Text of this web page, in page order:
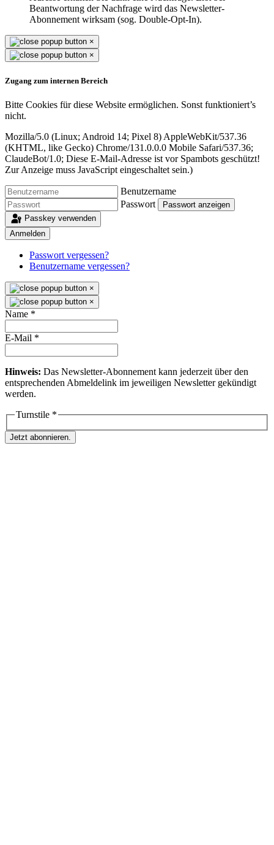
Beantwortung der Nachfrage wird das Newsletter-
Abonnement wirksam (sog. Double-Opt-In).
×
×
Zugang zum internen Bereich
Bitte Cookies für diese Website ermöglichen. Sonst funktioniert’s
nicht.
Mozilla/5.0 (Linux; Android 14; Pixel 8) AppleWebKit/537.36
(KHTML, like Gecko) Chrome/131.0.0.0 Mobile Safari/537.36;
ClaudeBot/1.0; Diese E-Mail-Adresse ist vor Spambots geschützt!
Zur Anzeige muss JavaScript eingeschaltet sein.)
Benutzername
Passwort
Passwort anzeigen
Passkey verwenden
Anmelden
Passwort vergessen?
Benutzername vergessen?
×
×
Name *
E-Mail *
Hinweis: Das Newsletter-Abonnement kann jederzeit über den
entsprechenden Abmeldelink im jeweiligen Newsletter gekündigt
werden.
Turnstile *
Jetzt abonnieren.